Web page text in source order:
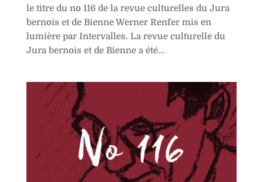
le titre du no 116 de la revue culturelles du Jura
bernois et de Bienne Werner Renfer mis en
lumière par Intervalles. La revue culturelle du
Jura bernois et de Bienne a été...